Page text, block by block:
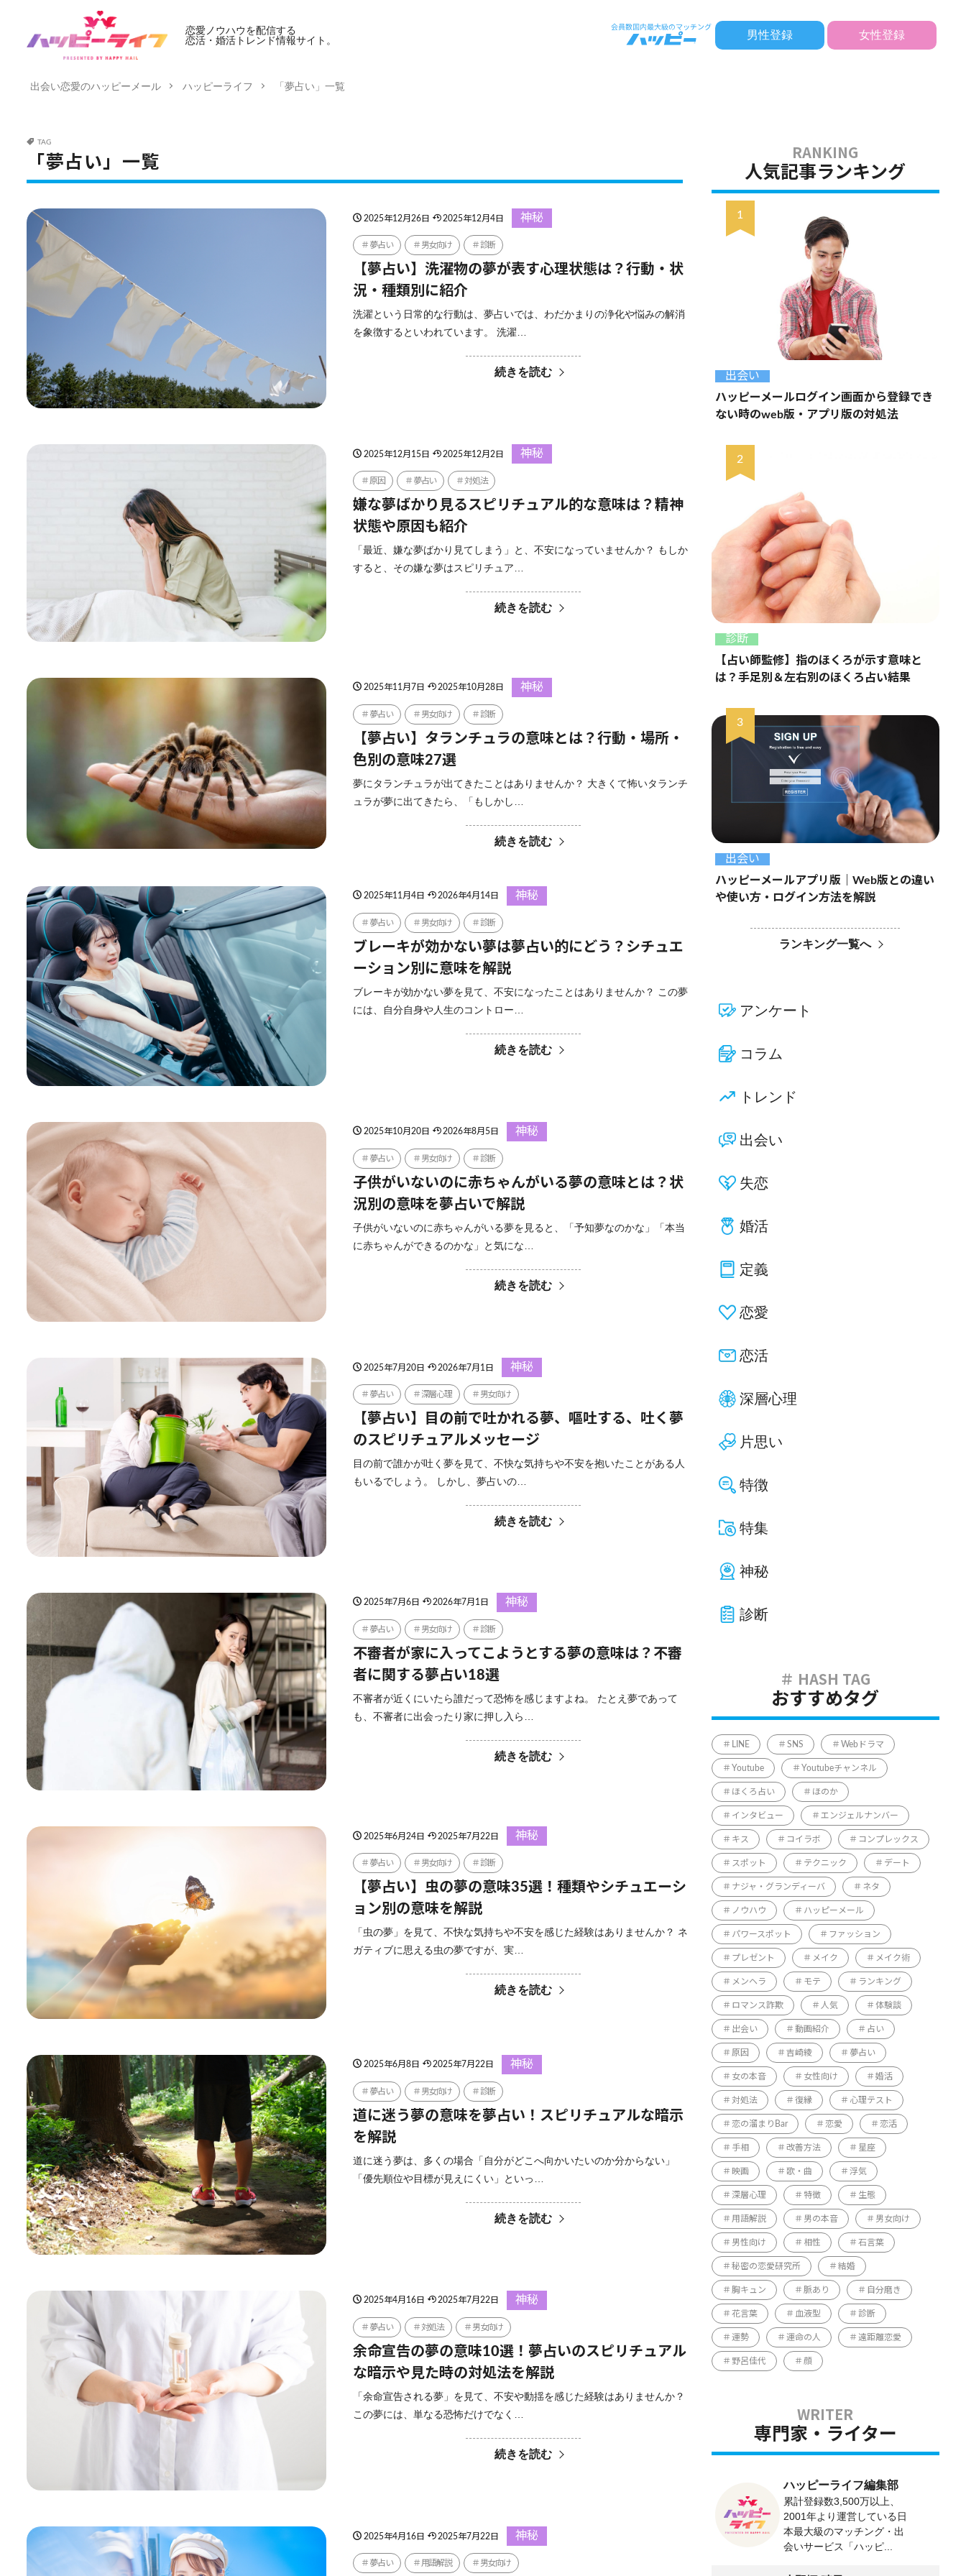
恋愛ノウハウを配信する
恋活・婚活トレンド情報サイト。
男性登録 女性登録
出会い恋愛のハッピーメール ハッピーライフ 「夢占い」一覧
TAG
「夢占い」一覧
2025年12月26日 2025年12月4日 神秘
夢占い 男女向け 診断
【夢占い】洗濯物の夢が表す心理状態は？行動・状
況・種類別に紹介
洗濯という日常的な行動は、夢占いでは、わだかまりの浄化や悩みの解消
を象徴するといわれています。 洗濯…
続きを読む
2025年12月15日 2025年12月2日 神秘
原因 夢占い 対処法
嫌な夢ばかり見るスピリチュアル的な意味は？精神
状態や原因も紹介
「最近、嫌な夢ばかり見てしまう」と、不安になっていませんか？ もしか
すると、その嫌な夢はスピリチュア…
続きを読む
2025年11月7日 2025年10月28日 神秘
夢占い 男女向け 診断
【夢占い】タランチュラの意味とは？行動・場所・
色別の意味27選
夢にタランチュラが出てきたことはありませんか？ 大きくて怖いタランチ
ュラが夢に出てきたら、「もしかし…
続きを読む
2025年11月4日 2026年4月14日 神秘
夢占い 男女向け 診断
ブレーキが効かない夢は夢占い的にどう？シチュエ
ーション別に意味を解説
ブレーキが効かない夢を見て、不安になったことはありませんか？ この夢
には、自分自身や人生のコントロー…
続きを読む
2025年10月20日 2026年8月5日 神秘
夢占い 男女向け 診断
子供がいないのに赤ちゃんがいる夢の意味とは？状
況別の意味を夢占いで解説
子供がいないのに赤ちゃんがいる夢を見ると、「予知夢なのかな」「本当
に赤ちゃんができるのかな」と気にな…
続きを読む
2025年7月20日 2026年7月1日 神秘
夢占い 深層心理 男女向け
【夢占い】目の前で吐かれる夢、嘔吐する、吐く夢
のスピリチュアルメッセージ
目の前で誰かが吐く夢を見て、不快な気持ちや不安を抱いたことがある人
もいるでしょう。 しかし、夢占いの…
続きを読む
2025年7月6日 2026年7月1日 神秘
夢占い 男女向け 診断
不審者が家に入ってこようとする夢の意味は？不審
者に関する夢占い18選
不審者が近くにいたら誰だって恐怖を感じますよね。 たとえ夢であって
も、不審者に出会ったり家に押し入ら…
続きを読む
2025年6月24日 2025年7月22日 神秘
夢占い 男女向け 診断
【夢占い】虫の夢の意味35選！種類やシチュエーシ
ョン別の意味を解説
「虫の夢」を見て、不快な気持ちや不安を感じた経験はありませんか？ ネ
ガティブに思える虫の夢ですが、実…
続きを読む
2025年6月8日 2025年7月22日 神秘
夢占い 男女向け 診断
道に迷う夢の意味を夢占い！スピリチュアルな暗示
を解説
道に迷う夢は、多くの場合「自分がどこへ向かいたいのか分からない」
「優先順位や目標が見えにくい」といっ…
続きを読む
2025年4月16日 2025年7月22日 神秘
夢占い 対処法 男女向け
余命宣告の夢の意味10選！夢占いのスピリチュアル
な暗示や見た時の対処法を解説
「余命宣告される夢」を見て、不安や動揺を感じた経験はありませんか？
この夢には、単なる恐怖だけでなく…
続きを読む
2025年4月16日 2025年7月22日 神秘
夢占い 用語解説 男女向け
人気記事ランキング
出会い
ハッピーメールログイン画面から登録でき
ない時のweb版・アプリ版の対処法
診断
【占い師監修】指のほくろが示す意味と
は？手足別＆左右別のほくろ占い結果
出会い
ハッピーメールアプリ版｜Web版との違い
や使い方・ログイン方法を解説
ランキング一覧へ
アンケート
コラム
トレンド
出会い
失恋
婚活
定義
恋愛
恋活
深層心理
片思い
特徴
特集
神秘
診断
おすすめタグ
LINE SNS Webドラマ
Youtube Youtubeチャンネル
ほくろ占い ほのか
インタビュー エンジェルナンバー
キス コイラボ コンプレックス
スポット テクニック デート
ナジャ・グランディーバ ネタ
ノウハウ ハッピーメール
パワースポット ファッション
プレゼント メイク メイク術
メンヘラ モテ ランキング
ロマンス詐欺 人気 体験談
出会い 動画紹介 占い
原因 吉崎綾 夢占い
女の本音 女性向け 婚活
対処法 復縁 心理テスト
恋の溜まりBar 恋愛 恋活
手相 改善方法 星座
映画 歌・曲 浮気
深層心理 特徴 生態
用語解説 男の本音 男女向け
男性向け 相性 石言葉
秘密の恋愛研究所 結婚
胸キュン 脈あり 自分磨き
花言葉 血液型 診断
運勢 運命の人 遠距離恋愛
野呂佳代 顔
専門家・ライター
ハッピーライフ編集部
累計登録数3,500万以上、
2001年より運営している日
本最大級のマッチング・出
会いサービス「ハッピ...